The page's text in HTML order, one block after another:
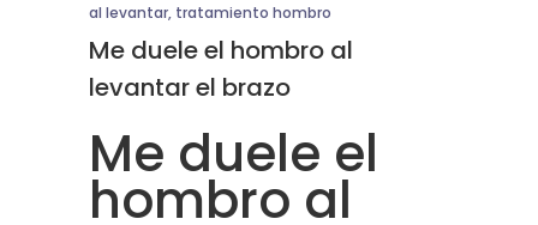
al levantar, tratamiento hombro
Me duele el hombro al
levantar el brazo
Me duele el
hombro al